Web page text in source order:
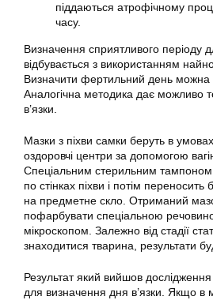
піддаються атрофічному
часу.
Визначення сприятливого періоду
відбувається з використанням
Визначити фертильний день можна
Аналогічна методика дає можливо
в’язки.
Мазки з піхви самки беруть в
оздоровчі центри за допомогою
Спеціальним стерильним
по стінках піхви і потім переносить
на предметне скло. Отриманий
пофарбувати спеціальною
мікроскопом. Залежно від стадії
знаходитися тварина, результати
Результат який вийшов
для визначення дня в’язки. Якщо в